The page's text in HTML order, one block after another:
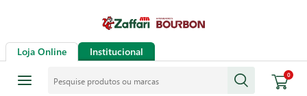
Loja Online Institucional
0